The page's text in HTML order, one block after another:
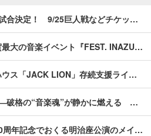
合決定！ 9/25巨人戦などチケッ…
大の音楽イベント『FEST. INAZU…
ウス「JACK LION」存続支援ライ…
破格の“音楽魂”が静かに燃える …
周年記念でおくる明治座公演のメイ…